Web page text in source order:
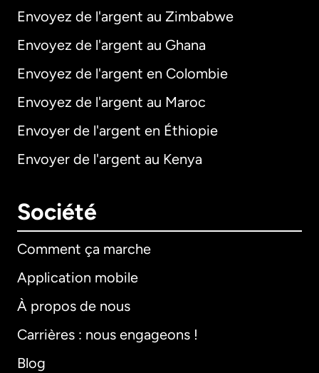
Envoyez de l'argent au Zimbabwe
Envoyez de l'argent au Ghana
Envoyez de l'argent en Colombie
Envoyez de l'argent au Maroc
Envoyer de l'argent en Éthiopie
Envoyer de l'argent au Kenya
Société
Comment ça marche
Application mobile
À propos de nous
Carrières : nous engageons !
Blog